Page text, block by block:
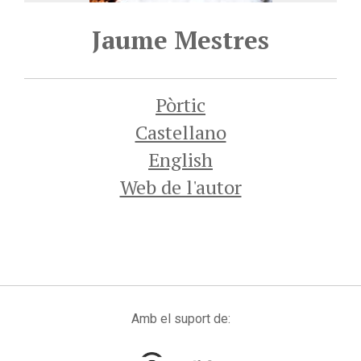
Jaume Mestres
Pòrtic
Castellano
English
Web de l'autor
Amb el suport de: